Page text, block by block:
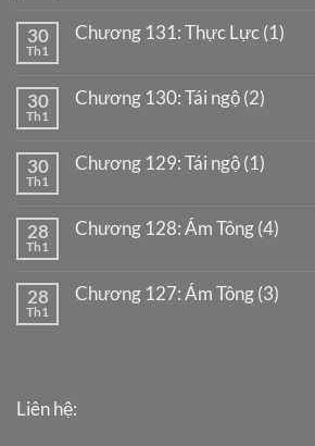
30
Th1
Chương 131: Thực Lực (1)
30
Th1
Chương 130: Tái ngộ (2)
30
Th1
Chương 129: Tái ngộ (1)
28
Th1
Chương 128: Ám Tông (4)
28
Th1
Chương 127: Ám Tông (3)
Liên hệ: